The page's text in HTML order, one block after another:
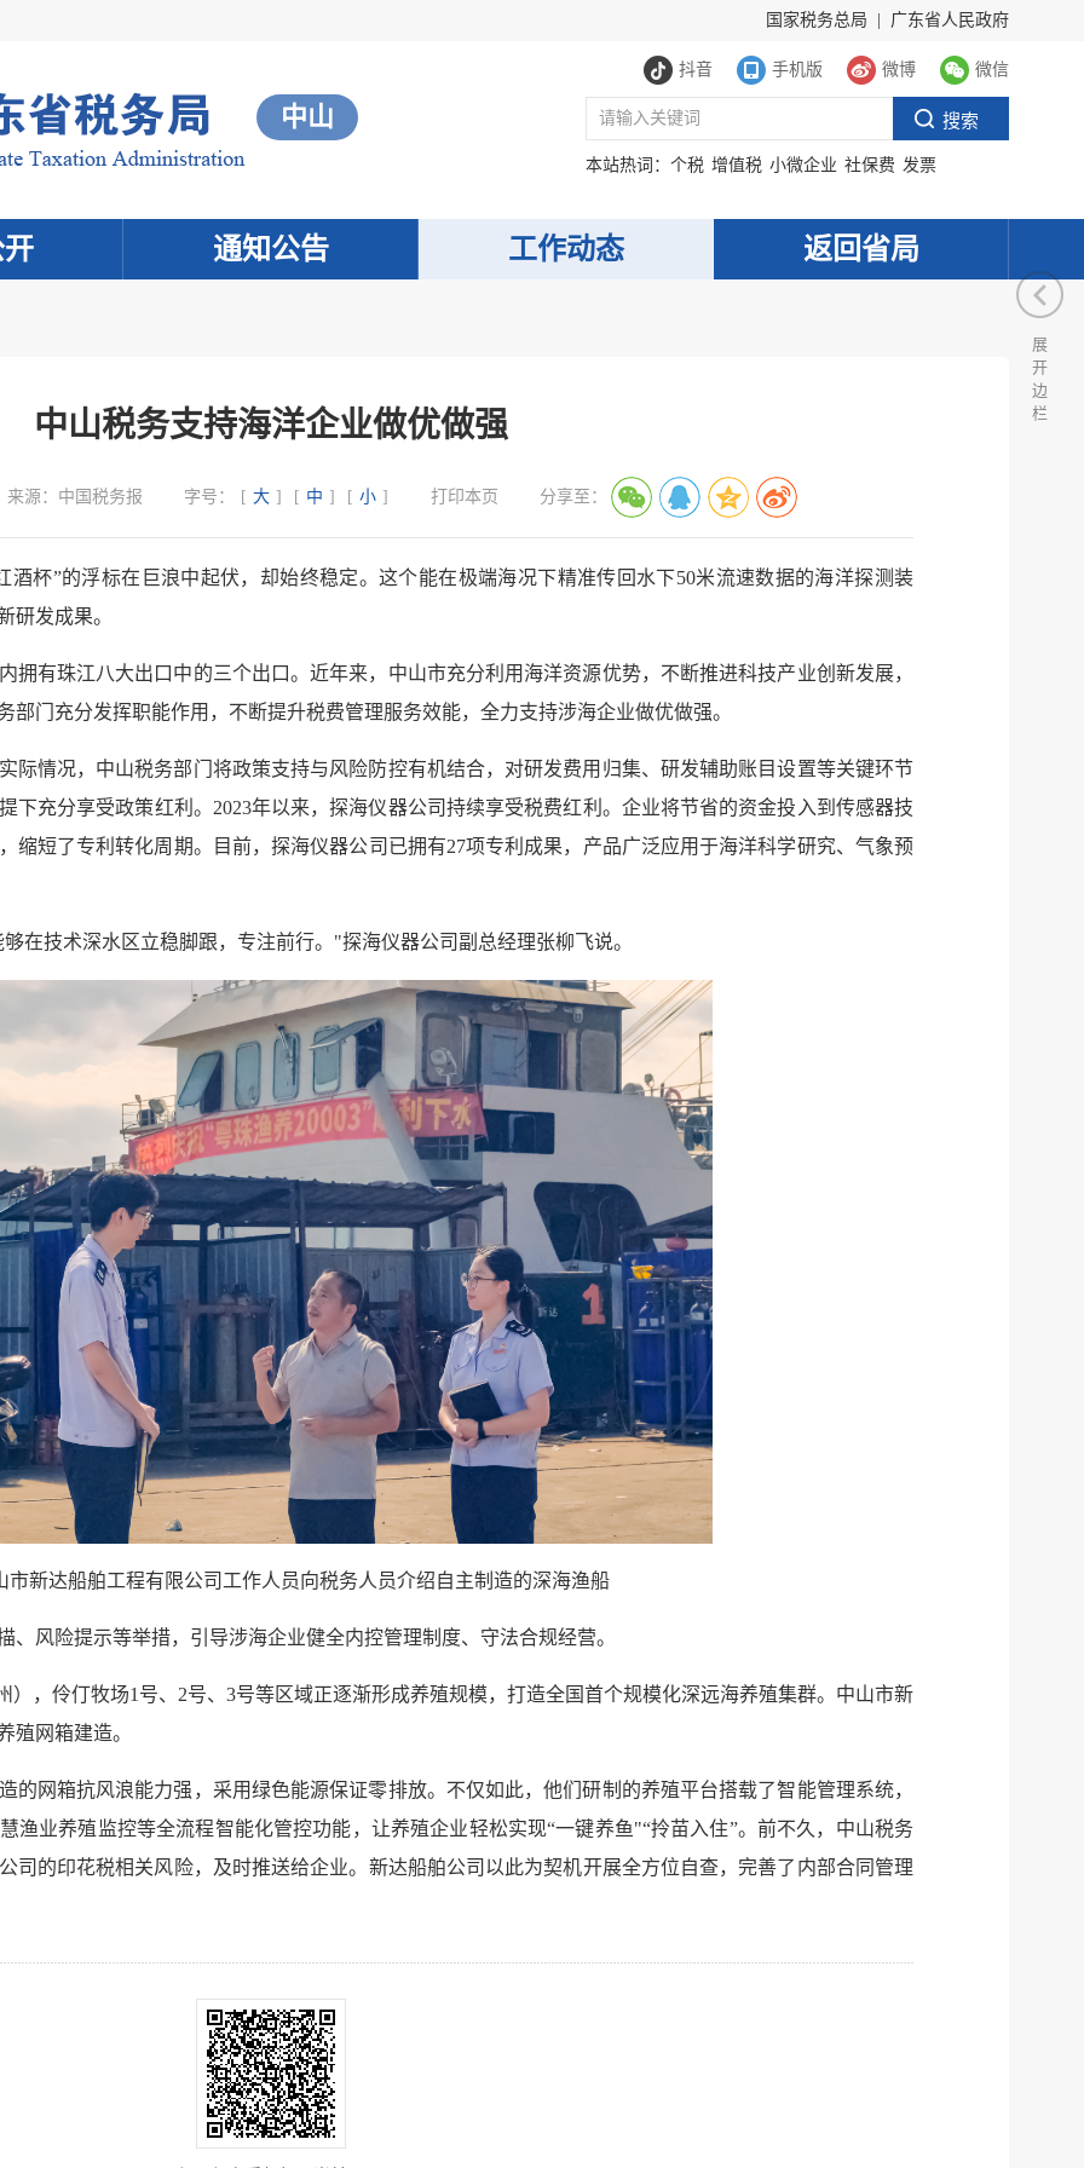
国家税务总局 广东省人民政府
抖音 手机版 微博 微信
中山
本站热词： 个税 增值税 小微企业 社保费 发票
通知公告 工作动态 返回省局
中山税务支持海洋企业做优做强
来源： 中国税务报 字号： [ 大 ] [ 中 ] [ 小 ] 打印本页 分享至：
酒杯”的浮标在巨浪中起伏，却始终稳定。这个能在极端海况下精准传回水下50米流速数据的海洋探测装
研发成果。
拥有珠江八大出口中的三个出口。近年来，中山市充分利用海洋资源优势，不断推进科技产业创新发展，
门充分发挥职能作用，不断提升税费管理服务效能，全力支持涉海企业做优做强。
际情况，中山税务部门将政策支持与风险防控有机结合，对研发费用归集、研发辅助账目设置等关键环节
下充分享受政策红利。2023年以来，探海仪器公司持续享受税费红利。企业将节省的资金投入到传感器技
缩短了专利转化周期。目前，探海仪器公司已拥有27项专利成果，产品广泛应用于海洋科学研究、气象预
在技术深水区立稳脚跟，专注前行。"探海仪器公司副总经理张柳飞说。
市新达船舶工程有限公司工作人员向税务人员介绍自主制造的深海渔船
、风险提示等举措，引导涉海企业健全内控管理制度、守法合规经营。
），伶仃牧场1号、2号、3号等区域正逐渐形成养殖规模，打造全国首个规模化深远海养殖集群。中山市新
殖网箱建造。
的网箱抗风浪能力强，采用绿色能源保证零排放。不仅如此，他们研制的养殖平台搭载了智能管理系统，
渔业养殖监控等全流程智能化管控功能，让养殖企业轻松实现“一键养鱼"“拎苗入住”。前不久，中山税务
司的印花税相关风险，及时推送给企业。新达船舶公司以此为契机开展全方位自查，完善了内部合同管理
展
开
边
栏